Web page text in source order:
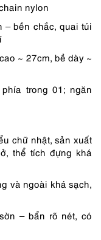
nylon
– bền chắc, quai túi
~ 27cm, bề dày ~
trong 01; ngăn
chữ nhật, sản xuất
thể tích đựng khá
và ngoài khá sạch,
– bẩn rõ nét, có